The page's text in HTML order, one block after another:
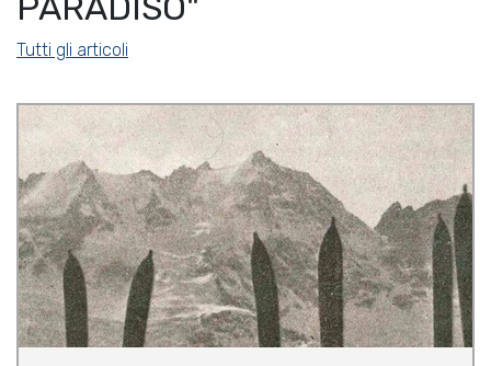
Tutti gli articoli